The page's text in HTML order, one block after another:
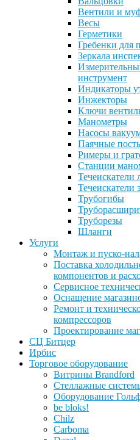
Вентили и
Весы
Герметики
Гребенки для
Зеркала
инструмент
Индикаторы
Инжекторы
Ключи
Манометры
Насосы
Паячные
Римеры и
Станции
Течеискатели
Течеискатели
Трубогибы
Труборезы
Шланги
Услуги
Монтаж и пуско-
Поставка
компонентов и
Сервисное
Оснащение
Ремонт и
компрессоров
Проектирование
СЦ Битцер
Ирбис
Торговое оборудование
Витрины Brandford
Стеллажные
Оборудование
be bloks!
Chilz
Carboma